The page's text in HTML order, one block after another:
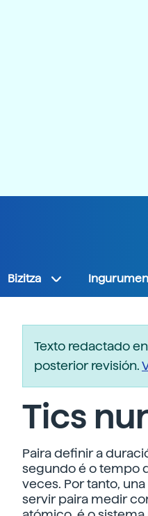
Bizitza
Texto redactado
posterior revisión.
Tics
Paira definir a
segundo é o tempo
veces. Por tanto,
servir paira medir